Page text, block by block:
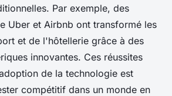
Par exemple, des
Uber et Airbnb ont transformé les
et de l'hôtellerie grâce à des
innovantes. Ces réussites
de la technologie est
compétitif dans un monde en